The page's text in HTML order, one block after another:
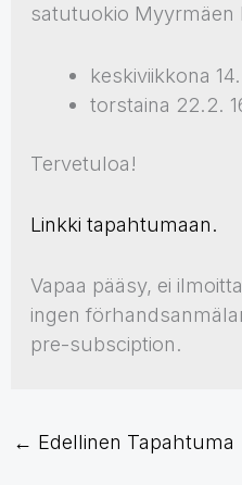
satutuokio Myyrmäen
keskiviikkona
torstaina 22.2.
Tervetuloa!
Linkki tapahtumaan.
Vapaa pääsy, ei
ingen
pre-subsciption.
← Edellinen Tapahtuma